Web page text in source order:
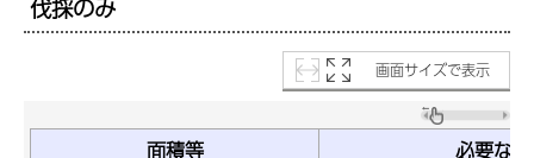
伐採のみ
画面サイズで表示
面積等 必要な